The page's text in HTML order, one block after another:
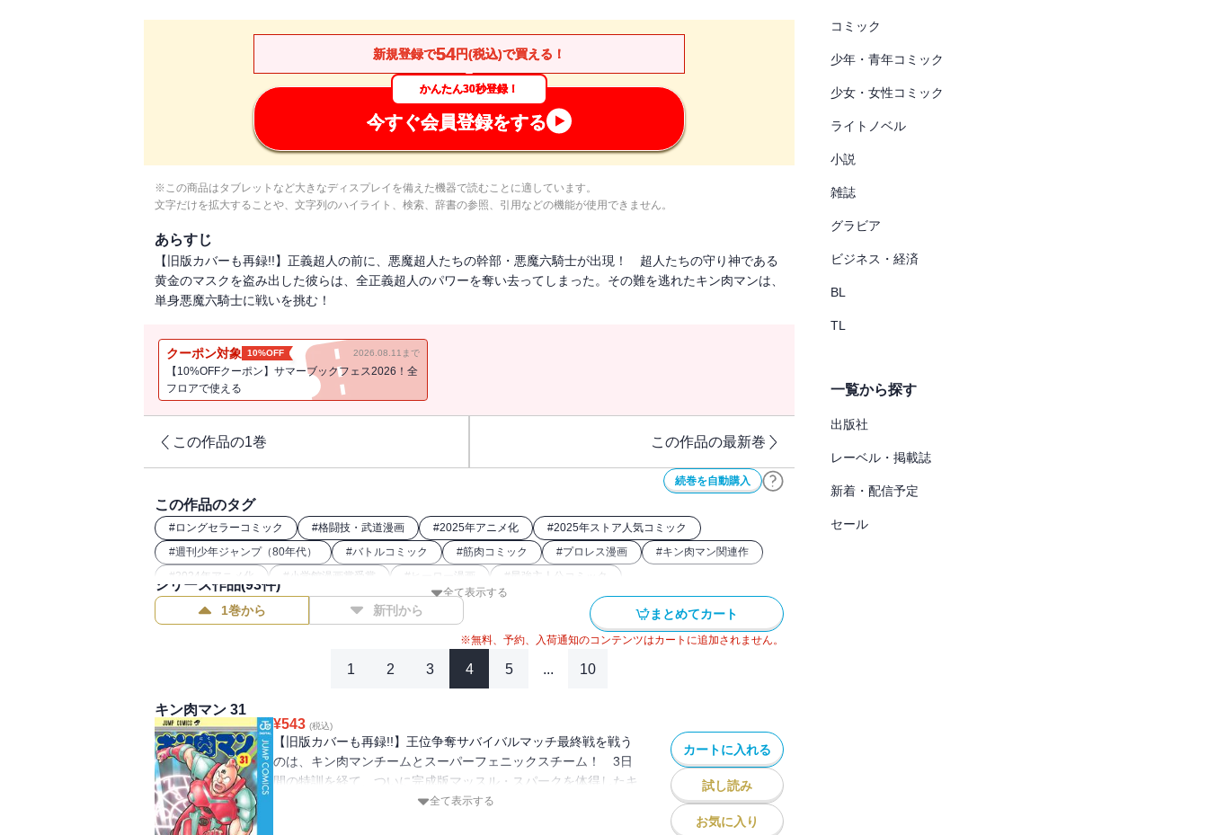
新規登録で54円(税込)で買える！
かんたん30秒登録！
今すぐ会員登録をする
※この商品はタブレットなど大きなディスプレイを備えた機器で読むことに適しています。
文字だけを拡大することや、文字列のハイライト、検索、辞書の参照、引用などの機能が使用できません。
あらすじ
【旧版カバーも再録!!】正義超人の前に、悪魔超人たちの幹部・悪魔六騎士が出現！ 超人たちの守り神である
黄金のマスクを盗み出した彼らは、全正義超人のパワーを奪い去ってしまった。その難を逃れたキン肉マンは、
単身悪魔六騎士に戦いを挑む！
クーポン対象 10%OFF 2026.08.11まで
【10%OFFクーポン】サマーブックフェス2026！全
フロアで使える
この作品の1巻 この作品の最新巻
続巻を自動購入
この作品のタグ
#ロングセラーコミック #格闘技・武道漫画 #2025年アニメ化 #2025年ストア人気コミック
#週刊少年ジャンプ（80年代） #バトルコミック #筋肉コミック #プロレス漫画 #キン肉マン関連作
#2024年アニメ化 # 小学館漫画賞受賞 # ヒーロー漫画 # 最強主人公コミック
全て表示する
シリーズ作品(93件)
1巻から 新刊から まとめてカート
※無料、予約、入荷通知のコンテンツはカートに追加されません。
1 2 3 4 5 ... 10
キン肉マン 31
¥543 (税込)
【旧版カバーも再録!!】王位争奪サバイバルマッチ最終戦を戦う
のは、キン肉マンチームとスーパーフェニックスチーム！ 3日
間の特訓を経て、ついに完成版マッスル・スパークを体得したキ
ン肉マンは大阪城ホールでの決戦に挑む！
全て表示する
カートに入れる
試し読み
お気に入り
コミック
少年・青年コミック
少女・女性コミック
ライトノベル
小説
雑誌
グラビア
ビジネス・経済
BL
TL
一覧から探す
出版社
レーベル・掲載誌
新着・配信予定
セール